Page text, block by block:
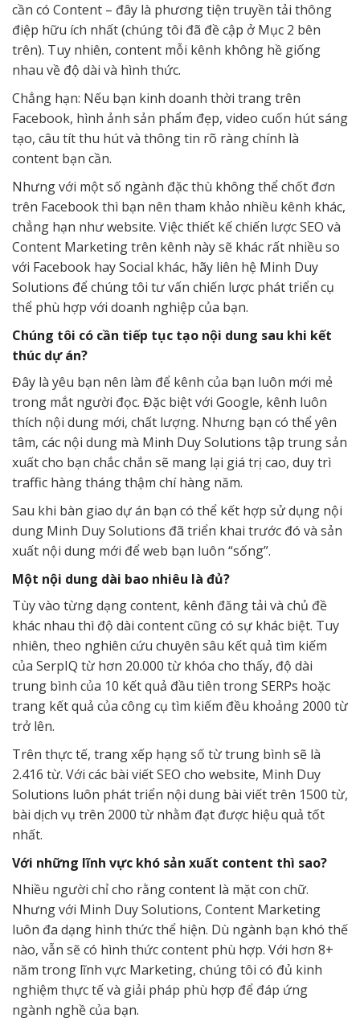
cần có Content – đây là phương tiện truyền tải thông
điệp hữu ích nhất (chúng tôi đã đề cập ở Mục 2 bên
trên). Tuy nhiên, content mỗi kênh không hề giống
nhau về độ dài và hình thức.
Chẳng hạn: Nếu bạn kinh doanh thời trang trên
Facebook, hình ảnh sản phẩm đẹp, video cuốn hút sáng
tạo, câu tít thu hút và thông tin rõ ràng chính là
content bạn cần.
Nhưng với một số ngành đặc thù không thể chốt đơn
trên Facebook thì bạn nên tham khảo nhiều kênh khác,
chẳng hạn như website. Việc thiết kế chiến lược SEO và
Content Marketing trên kênh này sẽ khác rất nhiều so
với Facebook hay Social khác, hãy liên hệ Minh Duy
Solutions để chúng tôi tư vấn chiến lược phát triển cụ
thể phù hợp với doanh nghiệp của bạn.
Chúng tôi có cần tiếp tục tạo nội dung sau khi kết
thúc dự án?
Đây là yêu bạn nên làm để kênh của bạn luôn mới mẻ
trong mắt người đọc. Đặc biệt với Google, kênh luôn
thích nội dung mới, chất lượng. Nhưng bạn có thể yên
tâm, các nội dung mà Minh Duy Solutions tập trung sản
xuất cho bạn chắc chắn sẽ mang lại giá trị cao, duy trì
traffic hàng tháng thậm chí hàng năm.
Sau khi bàn giao dự án bạn có thể kết hợp sử dụng nội
dung Minh Duy Solutions đã triển khai trước đó và sản
xuất nội dung mới để web bạn luôn “sống”.
Một nội dung dài bao nhiêu là đủ?
Tùy vào từng dạng content, kênh đăng tải và chủ đề
khác nhau thì độ dài content cũng có sự khác biệt. Tuy
nhiên, theo nghiên cứu chuyên sâu kết quả tìm kiếm
của SerpIQ từ hơn 20.000 từ khóa cho thấy, độ dài
trung bình của 10 kết quả đầu tiên trong SERPs hoặc
trang kết quả của công cụ tìm kiếm đều khoảng 2000 từ
trở lên.
Trên thực tế, trang xếp hạng số từ trung bình sẽ là
2.416 từ. Với các bài viết SEO cho website, Minh Duy
Solutions luôn phát triển nội dung bài viết trên 1500 từ,
bài dịch vụ trên 2000 từ nhằm đạt được hiệu quả tốt
nhất.
Với những lĩnh vực khó sản xuất content thì sao?
Nhiều người chỉ cho rằng content là mặt con chữ.
Nhưng với Minh Duy Solutions, Content Marketing
luôn đa dạng hình thức thể hiện. Dù ngành bạn khó thế
nào, vẫn sẽ có hình thức content phù hợp. Với hơn 8+
năm trong lĩnh vực Marketing, chúng tôi có đủ kinh
nghiệm thực tế và giải pháp phù hợp để đáp ứng
ngành nghề của bạn.